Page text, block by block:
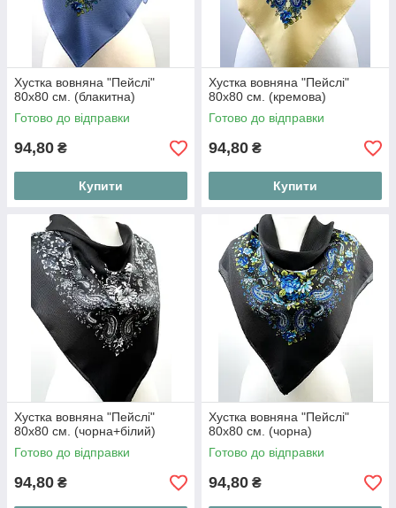
Хустка вовняна "Пейслі"
80х80 см. (блакитна)
Готово до відправки
94,80 ₴
Купити
Хустка вовняна "Пейслі"
80х80 см. (кремова)
Готово до відправки
94,80 ₴
Купити
Хустка вовняна "Пейслі"
80х80 см. (чорна+білий)
Готово до відправки
94,80 ₴
Хустка вовняна "Пейслі"
80х80 см. (чорна)
Готово до відправки
94,80 ₴